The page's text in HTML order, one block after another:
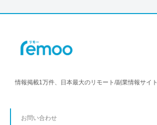
情報掲載1万件、日本最大のリモート/副業情報サイト
お問い合わせ